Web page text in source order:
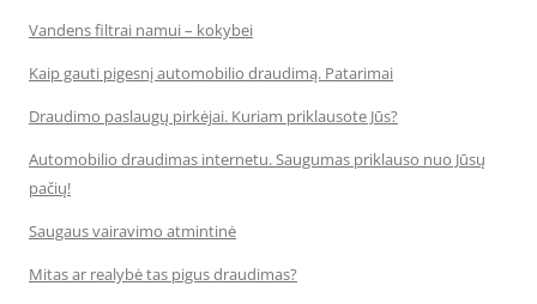
Vandens filtrai namui – kokybei
Kaip gauti pigesnį automobilio draudimą. Patarimai
Draudimo paslaugų pirkėjai. Kuriam priklausote Jūs?
Automobilio draudimas internetu. Saugumas priklauso nuo Jūsų
pačių!
Saugaus vairavimo atmintinė
Mitas ar realybė tas pigus draudimas?